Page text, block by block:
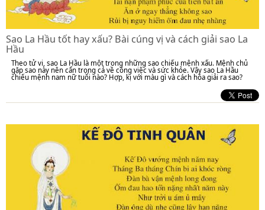
Sao La Hầu tốt hay xấu? Bài cúng vị và cách giải sao La
Hầu
Theo tử vi, sao La Hầu là một trong những sao chiếu mệnh xấu. Mệnh chủ
gặp sao này nên cẩn trọng cả về công việc và sức khỏe. Vậy sao La Hầu
chiếu mệnh nam nữ tuổi nào? Hợp, kị với màu gì và cách hóa giải ra sao?